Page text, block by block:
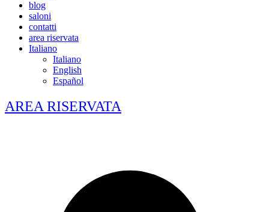
blog
saloni
contatti
area riservata
Italiano
Italiano
English
Español
AREA RISERVATA